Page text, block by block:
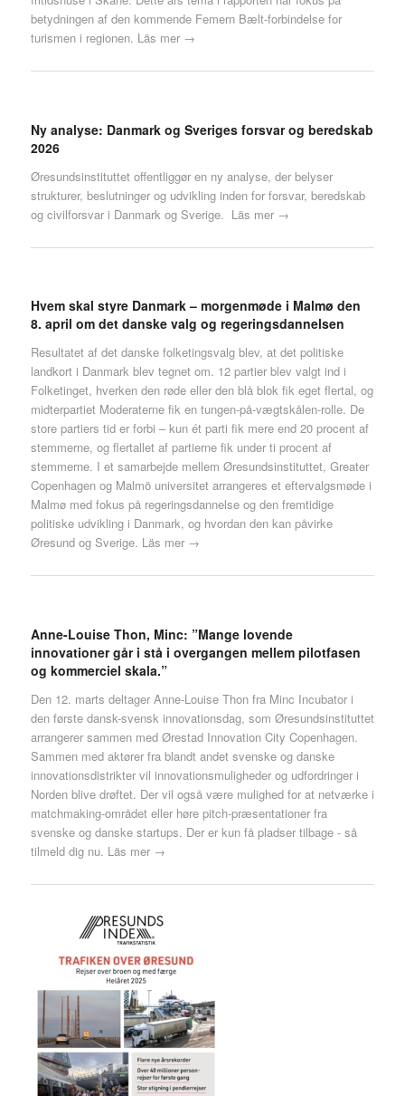
betydningen af den kommende Femern Bælt-forbindelse for
turismen i regionen. Läs mer →
Ny analyse: Danmark og Sveriges forsvar og beredskab
2026
Øresundsinstituttet offentliggør en ny analyse, der belyser
strukturer, beslutninger og udvikling inden for forsvar, beredskab
og civilforsvar i Danmark og Sverige. Läs mer →
Hvem skal styre Danmark – morgenmøde i Malmø den
8. april om det danske valg og regeringsdannelsen
Resultatet af det danske folketingsvalg blev, at det politiske
landkort i Danmark blev tegnet om. 12 partier blev valgt ind i
Folketinget, hverken den røde eller den blå blok fik eget flertal, og
midterpartiet Moderaterne fik en tungen-på-vægtskålen-rolle. De
store partiers tid er forbi – kun ét parti fik mere end 20 procent af
stemmerne, og flertallet af partierne fik under ti procent af
stemmerne. I et samarbejde mellem Øresundsinstituttet, Greater
Copenhagen og Malmö universitet arrangeres et eftervalgsmøde i
Malmø med fokus på regeringsdannelse og den fremtidige
politiske udvikling i Danmark, og hvordan den kan påvirke
Øresund og Sverige. Läs mer →
Anne-Louise Thon, Minc: ”Mange lovende
innovationer går i stå i overgangen mellem pilotfasen
og kommerciel skala.”
Den 12. marts deltager Anne-Louise Thon fra Minc Incubator i
den første dansk-svensk innovationsdag, som Øresundsinstituttet
arrangerer sammen med Ørestad Innovation City Copenhagen.
Sammen med aktører fra blandt andet svenske og danske
innovationsdistrikter vil innovationsmuligheder og udfordringer i
Norden blive drøftet. Der vil også være mulighed for at netværke i
matchmaking-området eller høre pitch-præsentationer fra
svenske og danske startups. Der er kun få pladser tilbage - så
tilmeld dig nu. Läs mer →